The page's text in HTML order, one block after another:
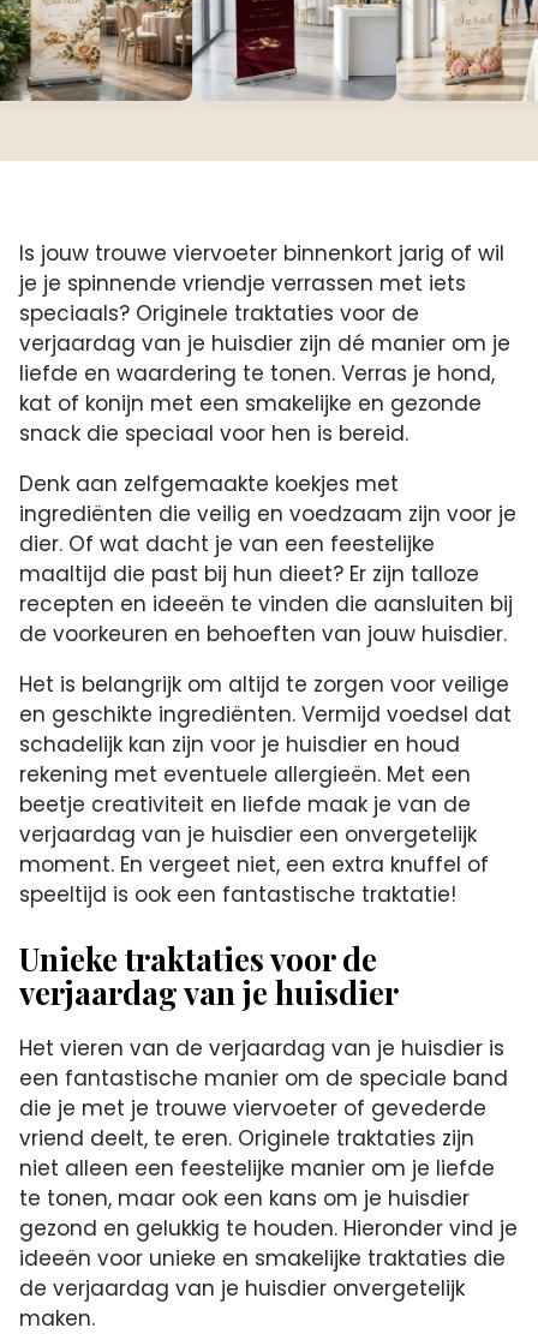
Is jouw trouwe viervoeter binnenkort jarig of wil
je je spinnende vriendje verrassen met iets
speciaals? Originele traktaties voor de
verjaardag van je huisdier zijn dé manier om je
liefde en waardering te tonen.​ Verras je hond,
kat of konijn met een smakelijke en gezonde
snack die speciaal voor hen is bereid.​
Denk aan zelfgemaakte koekjes met
ingrediënten die veilig en voedzaam zijn voor je
dier.​ Of wat dacht je van een feestelijke
maaltijd die past bij hun dieet? Er zijn talloze
recepten en ideeën te vinden die aansluiten bij
de voorkeuren en behoeften van jouw huisdier.​
Het is belangrijk om altijd te zorgen voor veilige
en geschikte ingrediënten.​ Vermijd voedsel dat
schadelijk kan zijn voor je huisdier en houd
rekening met eventuele allergieën.​ Met een
beetje creativiteit en liefde maak je van de
verjaardag van je huisdier een onvergetelijk
moment.​ En vergeet niet, een extra knuffel of
speeltijd is ook een fantastische traktatie!
Unieke traktaties voor de
verjaardag van je huisdier
Het vieren van de verjaardag van je huisdier is
een fantastische manier om de speciale band
die je met je trouwe viervoeter of gevederde
vriend deelt, te eren.​ Originele traktaties zijn
niet alleen een feestelijke manier om je liefde
te tonen, maar ook een kans om je huisdier
gezond en gelukkig te houden.​ Hieronder vind je
ideeën voor unieke en smakelijke traktaties die
de verjaardag van je huisdier onvergetelijk
maken.​